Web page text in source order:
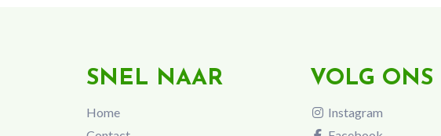
SNEL NAAR
Home
VOLG ONS
Instagram